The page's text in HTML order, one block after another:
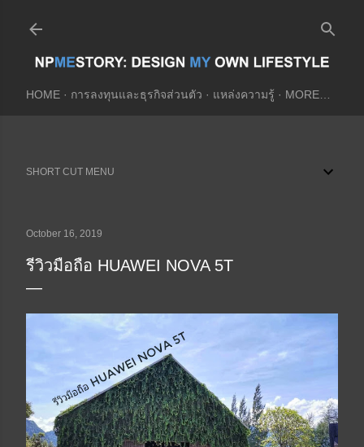
HOME การลงทุนและธุรกิจส่วนตัว แหล่งความรู้ MORE…
SHORT CUT MENU
October 16, 2019
รีวิวมือถือ HUAWEI NOVA 5T